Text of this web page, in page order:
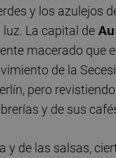
y los azulejos
La capital de
macerado que
de la
pero
y de sus
de las salsas,